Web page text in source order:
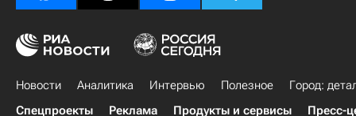
Новости Аналитика Интервью Полезное
Город:
Спецпроекты
Реклама Продукты и сервисы Пресс-